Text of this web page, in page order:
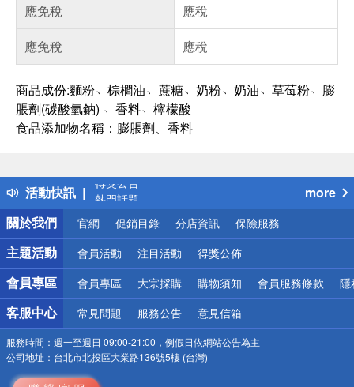
應免稅
應稅
應免稅
應稅
商品成份:麵粉﹆棕櫚油﹆蔗糖﹆奶粉﹆奶油﹆草莓粉﹆膨
脹劑(碳酸氫鈉) ﹆香料﹆檸檬酸
食品添加物名稱：膨脹劑、香料
活動快訊
得獎公告
熱門話題
銀行優惠
偏遠地區配送
詐騙網頁！請小心！
more
關於我們
官網 促銷目錄 分店資訊 保險服務
主題活動 會員活動 注目活動 得獎公佈
會員專區 會員專區 大宗採購 購物須知 會員服務條款 隱
客服中心 常見問題 服務公告 意見信箱
服務時間： 週一至週日 09:00-21:00，例假日依網站公告為主
公司地址： 台北市北投區大業路136號5樓 (台灣)